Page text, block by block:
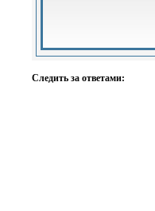
-
-
Следить за ответами: